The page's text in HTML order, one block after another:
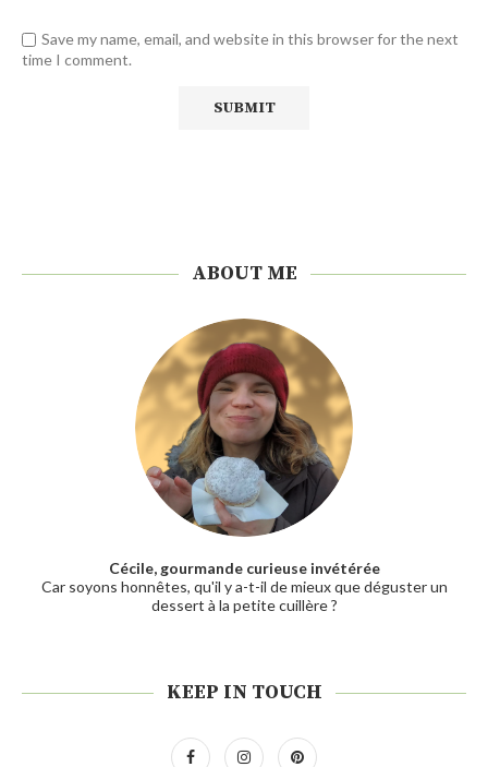
Save my name, email, and website in this browser for the next
time I comment.
ABOUT ME
Cécile, gourmande curieuse invétérée
Car soyons honnêtes, qu'il y a-t-il de mieux que déguster un
dessert à la petite cuillère ?
KEEP IN TOUCH